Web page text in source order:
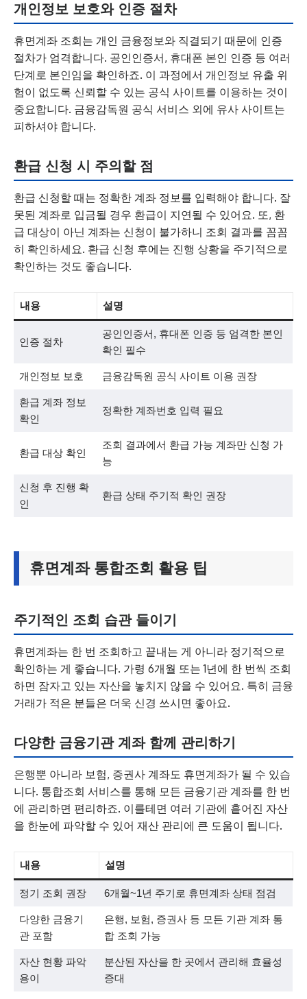
개인정보 보호와 인증 절차
휴면계좌 조회는 개인 금융정보와 직결되기 때문에 인증
절차가 엄격합니다. 공인인증서, 휴대폰 본인 인증 등 여러
단계로 본인임을 확인하죠. 이 과정에서 개인정보 유출 위
험이 없도록 신뢰할 수 있는 공식 사이트를 이용하는 것이
중요합니다. 금융감독원 공식 서비스 외에 유사 사이트는
피하셔야 합니다.
환급 신청 시 주의할 점
환급 신청할 때는 정확한 계좌 정보를 입력해야 합니다. 잘
못된 계좌로 입금될 경우 환급이 지연될 수 있어요. 또, 환
급 대상이 아닌 계좌는 신청이 불가하니 조회 결과를 꼼꼼
히 확인하세요. 환급 신청 후에는 진행 상황을 주기적으로
확인하는 것도 좋습니다.
내용 설명
인증 절차
공인인증서, 휴대폰 인증 등 엄격한 본인
확인 필수
개인정보 보호 금융감독원 공식 사이트 이용 권장
환급 계좌 정보
확인
정확한 계좌번호 입력 필요
환급 대상 확인
조회 결과에서 환급 가능 계좌만 신청 가
능
신청 후 진행 확
인
환급 상태 주기적 확인 권장
휴면계좌 통합조회 활용 팁
주기적인 조회 습관 들이기
휴면계좌는 한 번 조회하고 끝내는 게 아니라 정기적으로
확인하는 게 좋습니다. 가령 6개월 또는 1년에 한 번씩 조회
하면 잠자고 있는 자산을 놓치지 않을 수 있어요. 특히 금융
거래가 적은 분들은 더욱 신경 쓰시면 좋아요.
다양한 금융기관 계좌 함께 관리하기
은행뿐 아니라 보험, 증권사 계좌도 휴면계좌가 될 수 있습
니다. 통합조회 서비스를 통해 모든 금융기관 계좌를 한 번
에 관리하면 편리하죠. 이를테면 여러 기관에 흩어진 자산
을 한눈에 파악할 수 있어 재산 관리에 큰 도움이 됩니다.
내용 설명
정기 조회 권장 6개월~1년 주기로 휴면계좌 상태 점검
다양한 금융기
관 포함
은행, 보험, 증권사 등 모든 기관 계좌 통
합 조회 가능
자산 현황 파악
용이
분산된 자산을 한 곳에서 관리해 효율성
증대